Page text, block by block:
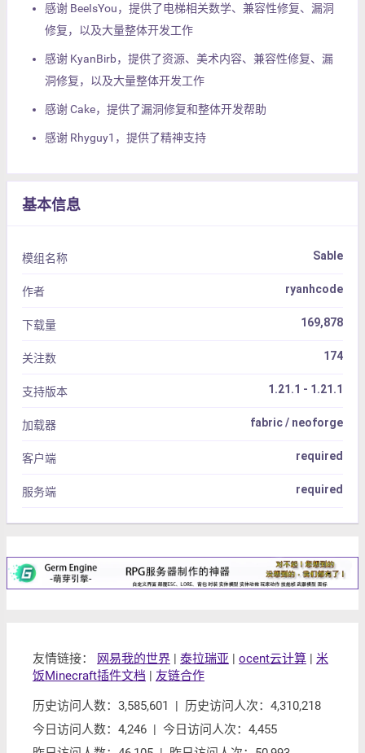
感谢 BeeIsYou，提供了电梯相关数学、兼容性修复、漏洞
修复，以及大量整体开发工作
感谢 KyanBirb，提供了资源、美术内容、兼容性修复、漏
洞修复，以及大量整体开发工作
感谢 Cake，提供了漏洞修复和整体开发帮助
感谢 Rhyguy1，提供了精神支持
基本信息
模组名称 Sable
作者 ryanhcode
下载量 169,878
关注数 174
支持版本 1.21.1 - 1.21.1
加载器 fabric / neoforge
客户端 required
服务端 required
友情链接： 网易我的世界 | 泰拉瑞亚 | ocent云计算 | 米
饭Minecraft插件文档 | 友链合作
历史访问人数：3,585,601 | 历史访问人次：4,310,218
今日访问人数：4,246 | 今日访问人次：4,455